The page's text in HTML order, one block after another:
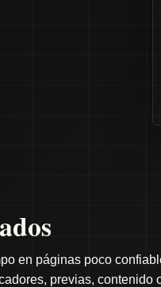
en páginas poco
previas, contenido